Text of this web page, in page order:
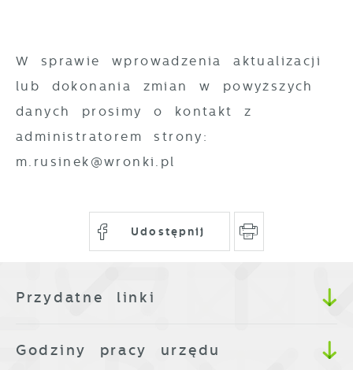
W sprawie wprowadzenia aktualizacji
lub dokonania zmian w powyższych
danych prosimy o kontakt z
administratorem strony:
m.rusinek@wronki.pl
Udostępnij
Przydatne linki
Godziny pracy urzędu
trzecich lub firm będących naszymi
partnerami oraz innych dostawców usług.
Firmy te działają w charakterze
mediów społecznościowych.